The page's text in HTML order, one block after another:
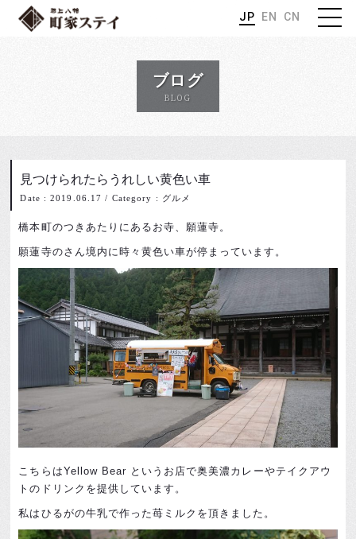
JP EN CN
ブログ
BLOG
見つけられたらうれしい黄色い車
Date : 2019.06.17 / Category : グルメ
橋本町のつきあたりにあるお寺、願蓮寺。
願蓮寺のさん境内に時々黄色い車が停まっています。
こちらはYellow Bear というお店で奥美濃カレーやテイクアウ
トのドリンクを提供しています。
私はひるがの牛乳で作った苺ミルクを頂きました。